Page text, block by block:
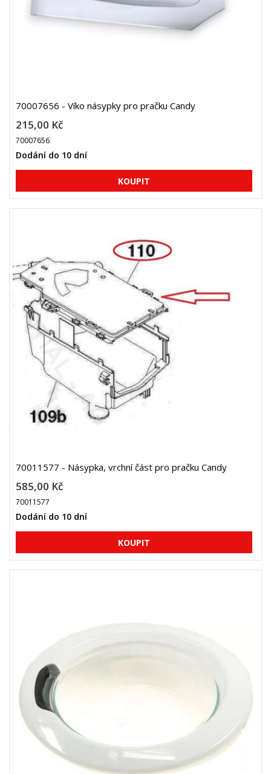
70007656 - Víko násypky pro pračku Candy
215,00 Kč
70007656
Dodání do 10 dní
70011577 - Násypka, vrchní část pro pračku Candy
585,00 Kč
70011577
Dodání do 10 dní